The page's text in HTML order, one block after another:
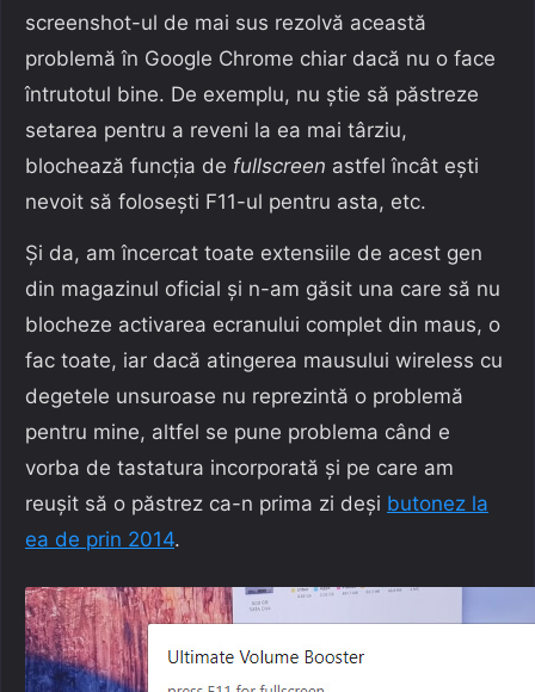
screenshot-ul de mai sus rezolvă această
problemă în Google Chrome chiar dacă nu o face
întrutotul bine. De exemplu, nu știe să păstreze
setarea pentru a reveni la ea mai târziu,
blochează funcția de fullscreen astfel încât ești
nevoit să folosești F11-ul pentru asta, etc.
Și da, am încercat toate extensiile de acest gen
din magazinul oficial și n-am găsit una care să nu
blocheze activarea ecranului complet din maus, o
fac toate, iar dacă atingerea mausului wireless cu
degetele unsuroase nu reprezintă o problemă
pentru mine, altfel se pune problema când e
vorba de tastatura incorporată și pe care am
reușit să o păstrez ca-n prima zi deși butonez la
ea de prin 2014.